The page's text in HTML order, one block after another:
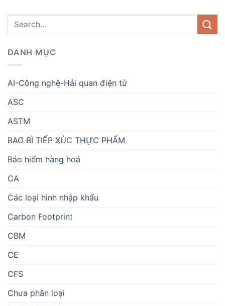
DANH MỤC
AI-Công nghệ-Hải quan điện tử
ASC
ASTM
BAO BÌ TIẾP XÚC THỰC PHẨM
Bảo hiểm hàng hoá
CA
Các loại hình nhập khẩu
Carbon Footprint
CBM
CE
CFS
Chưa phân loại